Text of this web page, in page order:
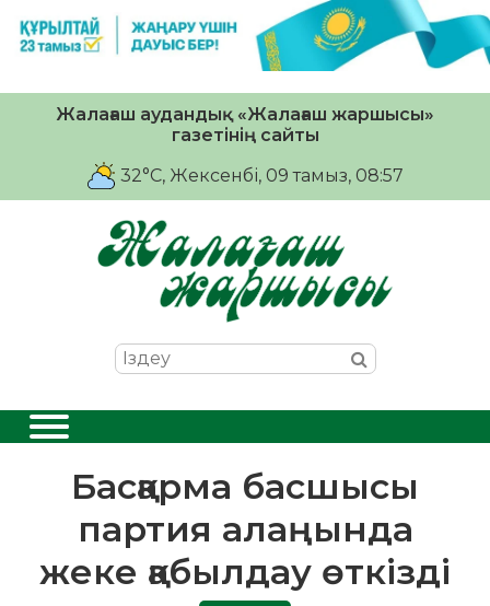
Жалағаш аудандық «Жалағаш жаршысы»
газетінің сайты
32°C, Жексенбі, 09 тамыз, 08:57
Басқарма басшысы
партия алаңында
жеке қабылдау өткізді